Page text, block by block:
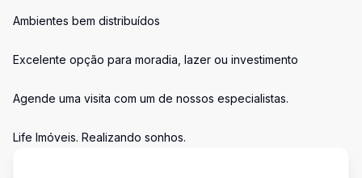
Ambientes bem distribuídos
Excelente opção para moradia, lazer ou investimento
Agende uma visita com um de nossos especialistas.
Life Imóveis. Realizando sonhos.